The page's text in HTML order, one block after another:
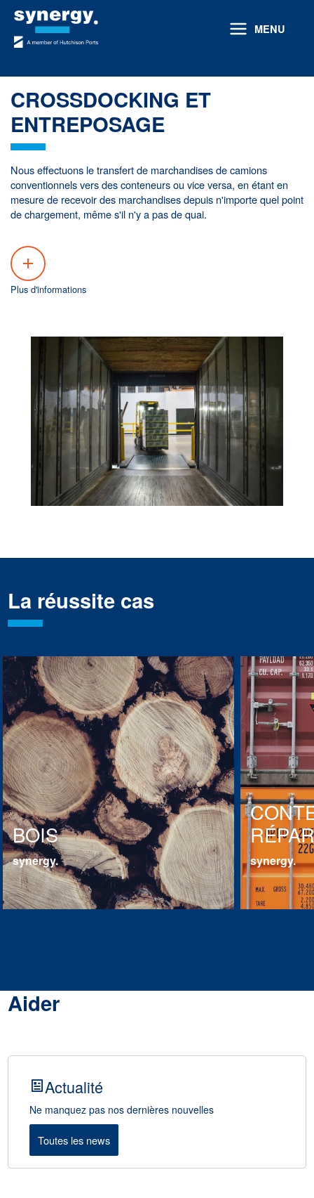
contenu
MENU
CROSSDOCKING ET
ENTREPOSAGE
Nous effectuons le transfert de marchandises de camions
conventionnels vers des conteneurs ou vice versa, en étant en
mesure de recevoir des marchandises depuis n'importe quel point
de chargement, même s'il n'y a pas de quai.
Plus d'informations
La réussite cas
BOIS
synergy. synergy.
Aider
Actualité
Ne manquez pas nos dernières nouvelles
Toutes les news